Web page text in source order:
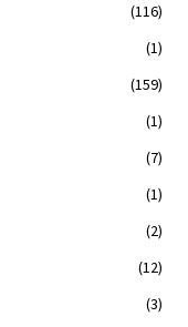
(116)
(1)
(159)
(1)
(7)
(1)
(2)
(12)
(3)